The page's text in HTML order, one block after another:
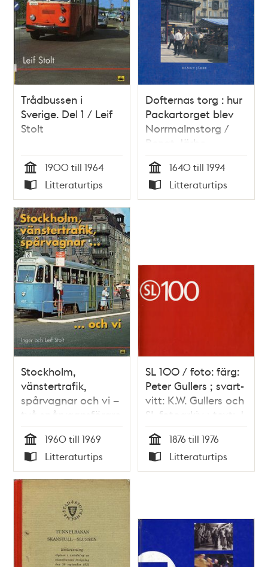
Trådbussen i
Sverige. Del 1 / Leif
Stolt
Tid
1900 till 1964
Typ
Litteraturtips
Dofternas torg : hur
Packartorget blev
Norrmalmstorg /
Bengt Järbe
Tid
1640 till 1994
Typ
Litteraturtips
Stockholm,
vänstertrafik,
spårvagnar och vi –
två spårvagnsförare
minns / Inger och
Leif Stolt
Tid
1960 till 1969
Typ
Litteraturtips
SL 100 / foto: färg:
Peter Gullers ; svart-
vitt: K.W. Gullers och
SL fotoarkiv ; text: J.
Holger Andersson
Tid
1876 till 1976
Typ
Litteraturtips